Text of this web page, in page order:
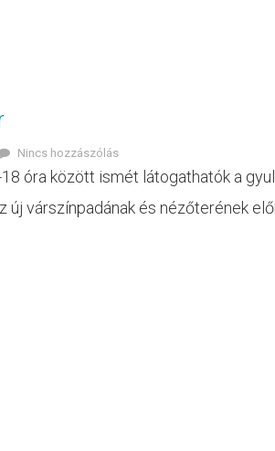
Nincs hozzászólás
óra között ismét látogathatók a
új várszínpadának és nézőterének